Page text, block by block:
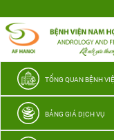
thương
TỔNG QUAN BỆNH
BẢNG GIÁ DỊCH VỤ